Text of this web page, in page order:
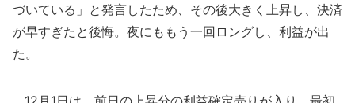
づいている」と発言したため、その後大きく上昇し、決済
が早すぎたと後悔。夜にももう一回ロングし、利益が出
た。